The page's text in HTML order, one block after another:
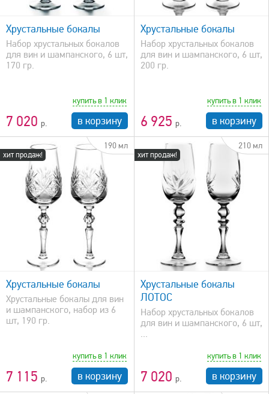
Хрустальные бокалы
Набор хрустальных бокалов
для вин и шампанского, 6 шт,
170 гр.
7 020
купить в 1 клик
в корзину
быстрый просмотр
Хрустальные бокалы
Набор хрустальных бокалов
для вин и шампанского, 6 шт,
200 гр.
6 925
купить в 1 клик
в корзину
хит продаж!
190 мл
Хрустальные бокалы
Хрустальные бокалы для вин
и шампанского, набор из 6
шт, 190 гр.
7 115
купить в 1 клик
в корзину
хит продаж!
210 мл
быстрый просмотр
Хрустальные бокалы
ЛОТОС
Набор хрустальных бокалов
для вин и шампанского, 6 шт,
...
7 020
купить в 1 клик
в корзину